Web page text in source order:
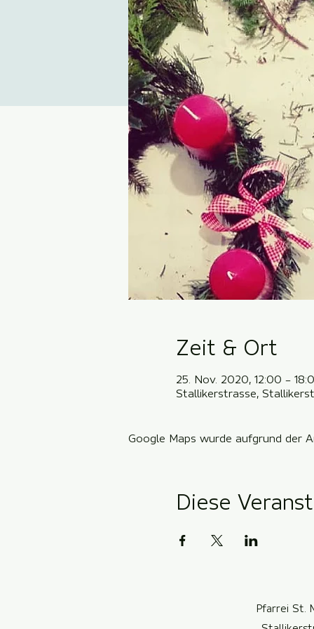
Zeit & Ort
25. Nov. 2020, 12:00 –
Stallikerstrasse,
Google Maps wurde aufgrund der
Diese
Pfarrei St.